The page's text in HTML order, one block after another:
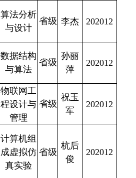
算法分析
与设计
省级 李杰 202012
数据结构
与算法
省级
孙丽
萍
202012
物联网工
程设计与
管理
省级
祝玉
军
202012
计算机组
成虚拟仿
真实验
省级
杭后
俊
202012